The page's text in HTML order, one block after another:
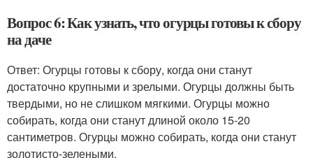
Вопрос 6: Как узнать, что огурцы готовы к сбору
на даче
Ответ: Огурцы готовы к сбору, когда они станут
достаточно крупными и зрелыми. Огурцы должны быть
твердыми, но не слишком мягкими. Огурцы можно
собирать, когда они станут длиной около 15-20
сантиметров. Огурцы можно собирать, когда они станут
золотисто-зелеными.